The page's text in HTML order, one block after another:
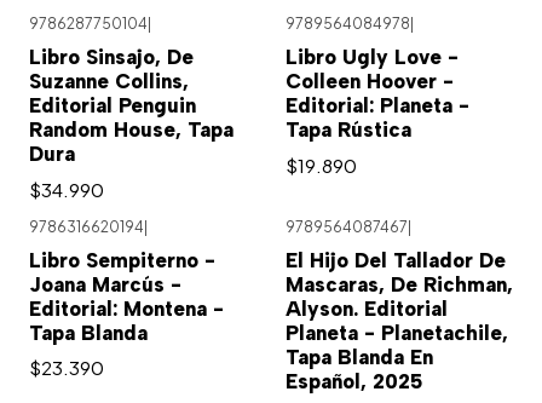
9786287750104
Libro Sinsajo, De
Suzanne Collins,
Editorial Penguin
Random House, Tapa
Dura
$34.990
9789564084978
Libro Ugly Love -
Colleen Hoover -
Editorial: Planeta -
Tapa Rústica
$19.890
9786316620194|
Libro Sempiterno -
Joana Marcús -
Editorial: Montena -
Tapa Blanda
$23.390
9789564087467|
El Hijo Del Tallador De
Mascaras, De Richman,
Alyson. Editorial
Planeta - Planetachile,
Tapa Blanda En
Español, 2025